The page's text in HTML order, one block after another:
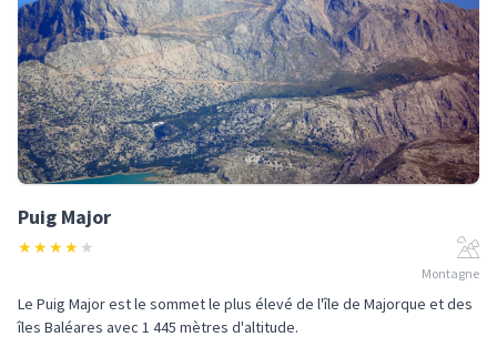
Puig Major
★★★★ ★
Montagne
Le Puig Major est le sommet le plus élevé de l'île de Majorque et des
îles Baléares avec 1 445 mètres d'altitude.